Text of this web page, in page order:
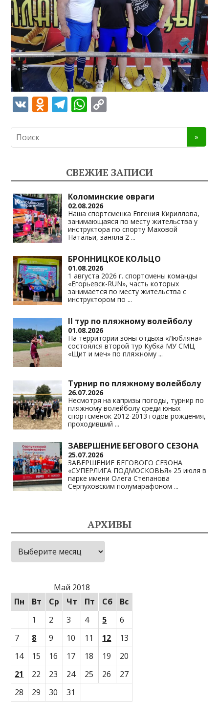
V O
o
as
s
ni
ki
T
gr
a
m
W
s
A
p
p
y
Li
n
k
СВЕЖИЕ ЗАПИСИ
Коломинские овраги
02.08.2026
Наша спортсменка Евгения Кириллова,
занимающаяся по месту жительства у
инструктора по спорту Маховой
Натальи, заняла 2 ...
БРОННИЦКОЕ КОЛЬЦО
01.08.2026
1 августа 2026 г. спортсмены команды
«Егорьевск-RUN», часть которых
занимается по месту жительства с
инструктором по ...
II тур по пляжному волейболу
01.08.2026
На территории зоны отдыха «Любляна»
состоялся второй тур Кубка МУ СМЦ
«Щит и меч» по пляжному ...
Турнир по пляжному волейболу
26.07.2026
Несмотря на капризы погоды, турнир по
пляжному волейболу среди юных
спортсменок 2012-2013 годов рождения,
проходивший ...
ЗАВЕРШЕНИЕ БЕГОВОГО СЕЗОНА
25.07.2026
ЗАВЕРШЕНИЕ БЕГОВОГО СЕЗОНА
«СУПЕРЛИГА ПОДМОСКОВЬЯ» 25 июля в
парке имени Олега Степанова
Серпуховским полумарафоном ...
АРХИВЫ
Архивы
Май 2018
Пн
Вт Ср Чт Пт Сб
Вс
1
2 3 4 5
6
7
8 9 10 11 12
13
14
15 16 17 18 19
20
21
22 23 24 25 26
27
28
29 30
31